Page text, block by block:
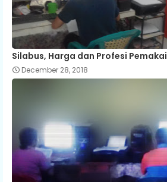
Silabus, Harga dan Profesi Pemakai
December 28, 2018